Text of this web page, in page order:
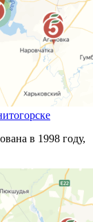
в 1998 году,